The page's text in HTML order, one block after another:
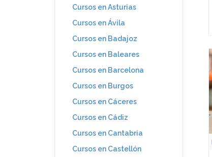
Cursos en Asturias
Cursos en Ávila
Cursos en Badajoz
Cursos en Baleares
Cursos en Barcelona
Cursos en Burgos
Cursos en Cáceres
Cursos en Cádiz
Cursos en Cantabria
Cursos en Castellón